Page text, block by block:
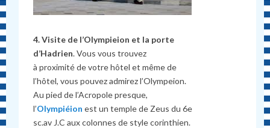
4.Visite de l’Olympieion et la porte
d’Hadrien. Vous vous trouvez
à proximité de votre hôtel et même de
l’hôtel, vous pouvez admirez l’Olympeion.
Au pied de l’Acropole presque,
l’Olympiéion est un temple de Zeus du 6e
sc.av J.C aux colonnes de style corinthien.